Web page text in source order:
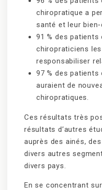
chiropratique a
santé et leur
91 % des
chiropraticiens
responsabiliser
97 % des patients
auraient de
chiropratiques.
Ces résultats très
résultats d’autres
auprès des ainés,
divers autres
divers pays.
En se concentrant